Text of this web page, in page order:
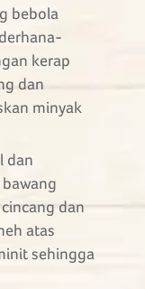
bebola
kerap
dan
minyak
dan
dan
atas
sehingga